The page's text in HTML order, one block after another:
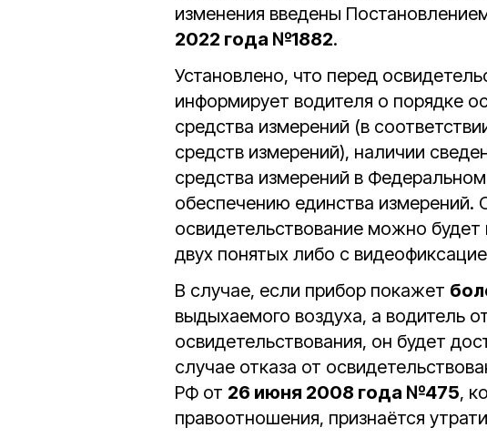
изменения введены
2022 года №1882.
Установлено, что перед
информирует водителя о порядке
средства измерений (в
средств измерений), наличии
средства измерений в
обеспечению единства
освидетельствование можно
двух понятых либо с
В случае, если прибор покажет
выдыхаемого воздуха, а водитель
освидетельствования, он будет
случае отказа от
РФ от 26 июня 2008 года №475,
правоотношения, признаётся